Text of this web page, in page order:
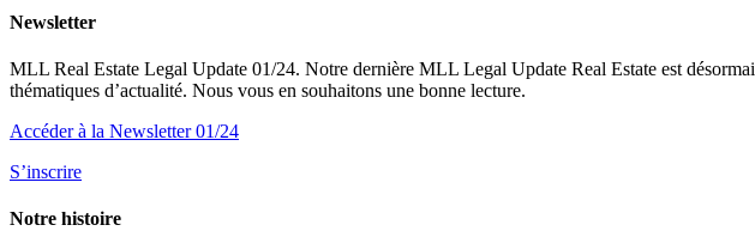
Newsletter
MLL Real Estate Legal Update 01/24. Notre dernière MLL Legal Update Real Estate est
thématiques d’actualité. Nous vous en souhaitons une bonne lecture.
Accéder à la Newsletter 01/24
S’inscrire
Notre histoire